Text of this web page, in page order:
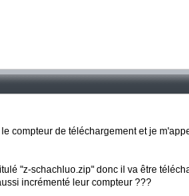
compteur de téléchargement et je
"z-schachluo.zip" donc il va être
incrémenté leur compteur ???